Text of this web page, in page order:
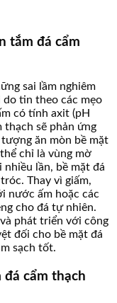
tắm đá cẩm
sai lầm nghiêm
tin theo các mẹo
có tính axit (pH
thạch sẽ phản ứng
tượng ăn mòn bề mặt
chỉ là vùng mờ
nhiều lần, bề mặt đá
Thay vì giấm,
nước ấm hoặc các
cho đá tự nhiên.
phát triển với công
đối cho bề mặt đá
sạch tốt.
đá cẩm thạch